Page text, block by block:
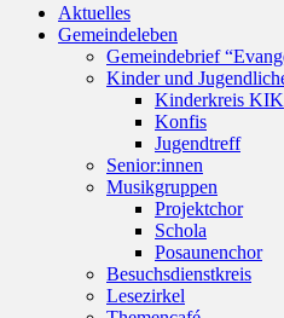
oben
scrollen
Aktuelles
Gemeindeleben
Gemeindebrief
Kinder und
Kinderkreis KIK
Konfis
Jugendtreff
Senior:innen
Musikgruppen
Projektchor
Schola
Posaunenchor
Besuchsdienstkreis
Lesezirkel